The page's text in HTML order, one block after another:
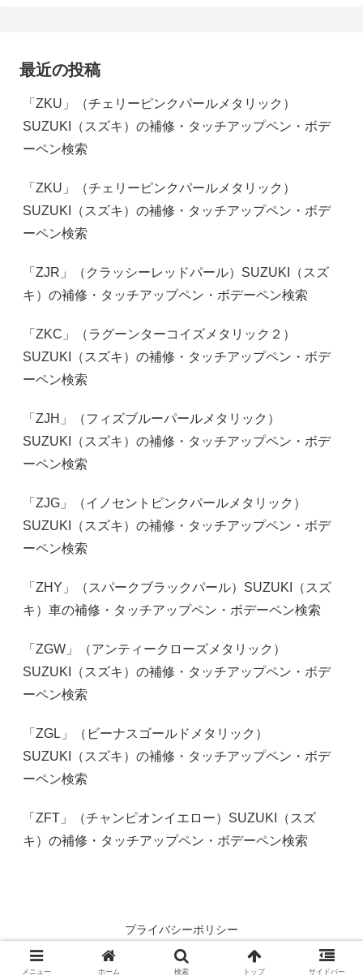
最近の投稿
「ZKU」（チェリーピンクパールメタリック）
SUZUKI（スズキ）の補修・タッチアップペン・ボデ
ーペン検索
「ZKU」（チェリーピンクパールメタリック）
SUZUKI（スズキ）の補修・タッチアップペン・ボデ
ーペン検索
「ZJR」（クラッシーレッドパール）SUZUKI（スズ
キ）の補修・タッチアップペン・ボデーペン検索
「ZKC」（ラグーンターコイズメタリック２）
SUZUKI（スズキ）の補修・タッチアップペン・ボデ
ーペン検索
「ZJH」（フィズブルーパールメタリック）
SUZUKI（スズキ）の補修・タッチアップペン・ボデ
ーペン検索
「ZJG」（イノセントピンクパールメタリック）
SUZUKI（スズキ）の補修・タッチアップペン・ボデ
ーペン検索
「ZHY」（スパークブラックパール）SUZUKI（スズ
キ）車の補修・タッチアップペン・ボデーペン検索
「ZGW」（アンティークローズメタリック）
SUZUKI（スズキ）の補修・タッチアップペン・ボデ
ーペン検索
「ZGL」（ビーナスゴールドメタリック）
SUZUKI（スズキ）の補修・タッチアップペン・ボデ
ーペン検索
「ZFT」（チャンピオンイエロー）SUZUKI（スズ
キ）の補修・タッチアップペン・ボデーペン検索
プライバシーポリシー
© 2023 車のカラーナンバー（カラーコード）検索.
メニュー ホーム 検索 トップ サイドバー